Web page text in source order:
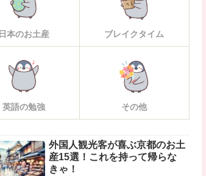
日本のお土産 ブレイクタイム
英語の勉強 その他
外国人観光客が喜ぶ京都のお土
産15選！これを持って帰らな
きゃ！